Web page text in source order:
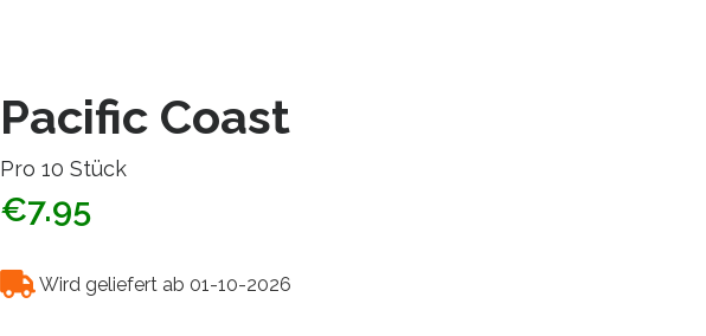
Pacific Coast
Pro 10 Stück
€7.95
Wird geliefert ab 01-10-2026